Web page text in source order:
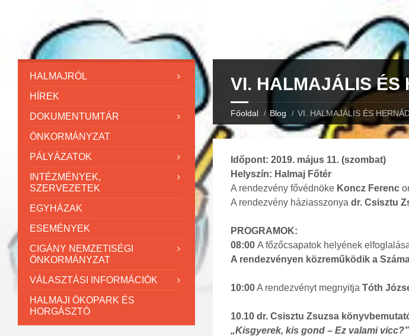
VI. HALMAJÁLIS ÉS
Főoldal Blog VI. HALMAJÁLIS ÉS
Időpont: 2019. május 11. (szombat)
Helyszín: Halmaj Főtér
A rendezvény fővédnöke Koncz Ferenc
A rendezvény háziasszonya dr. Csisztu
PROGRAMOK:
08:00 A főzőcsapatok helyének
A rendezvényen közreműködik a
10:00A rendezvényt megnyitja Tóth
10.10 dr. Csisztu Zsuzsa
„Kisgyerek, kis gond – Ez valami vicc?”
HALMAJRÓL
HÍREK
DOKUMENTUMTÁR
ÖNKORMÁNYZAT
PÁLYÁZATOK
INTÉZMÉNYEK,
SZERVEZETEK
EGYHÁZAK
ESEMÉNYEK
CIGÁNY NEMZETISÉGI
ÖNKORMÁNYZAT
VÁLASZTÁSI INFORMÁCIÓK
HALMAJI ÖKOPARK ÉS
HORGÁSZTÓ